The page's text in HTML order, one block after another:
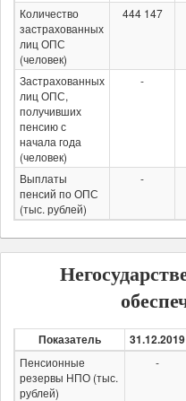
Количество
застрахованных
лиц ОПС
(человек)
444 147
Застрахованных
лиц ОПС,
получивших
пенсию с
начала года
(человек)
-
Выплаты
пенсий по ОПС
(тыс. рублей)
-
Показатель 31.12.2019
Пенсионные
резервы НПО (тыс.
рублей)
-